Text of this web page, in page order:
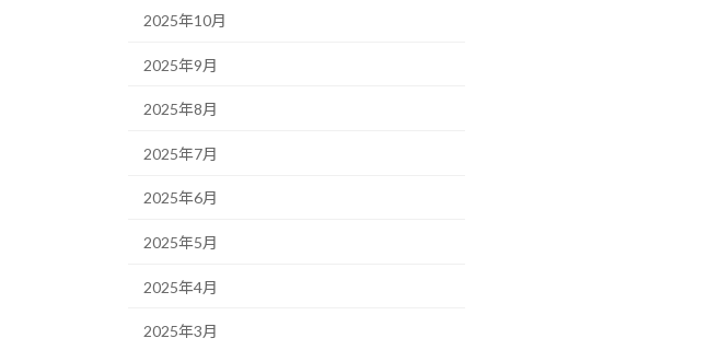
2025年10月
2025年9月
2025年8月
2025年7月
2025年6月
2025年5月
2025年4月
2025年3月